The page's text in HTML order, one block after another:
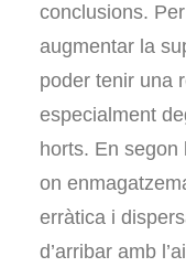
conclusions.
augmentar la
poder tenir una
especialment
horts. En
on
erràtica i
d’arribar amb